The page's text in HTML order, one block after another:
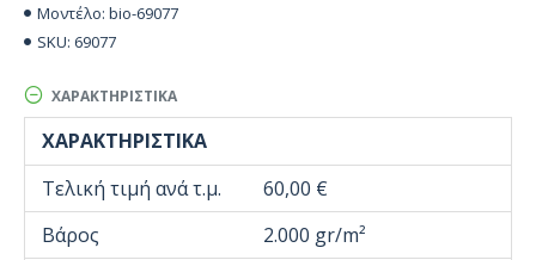
Μοντέλο: bio-69077
SKU: 69077
ΧΑΡΑΚΤΗΡΙΣΤΙΚΆ
ΧΑΡΑΚΤΗΡΙΣΤΙΚΆ
Τελική τιμή ανά τ.μ.
60,00 €
Βάρος
2.000 gr/m²